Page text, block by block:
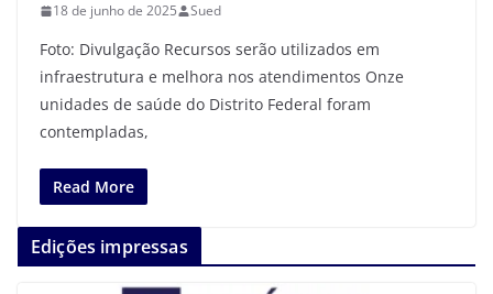
18 de junho de 2025 Sued
Foto: Divulgação Recursos serão utilizados em
infraestrutura e melhora nos atendimentos Onze
unidades de saúde do Distrito Federal foram
contempladas,
Read More
Edições impressas